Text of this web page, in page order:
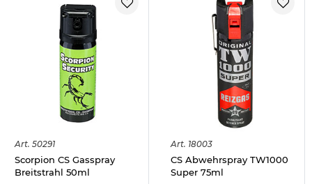
Art. 50291
Scorpion CS Gasspray
Breitstrahl 50ml
Art. 18003
CS Abwehrspray TW1000
Super 75ml